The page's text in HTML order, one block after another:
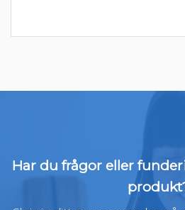
Har du frågor eller